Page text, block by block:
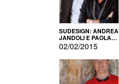
SUDESIGN: ANDREA
JANDOLI E PAOLA
PISAPIA
02/02/2015